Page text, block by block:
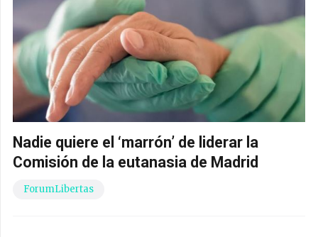
Nadie quiere el ‘marrón’ de liderar la
Comisión de la eutanasia de Madrid
ForumLibertas